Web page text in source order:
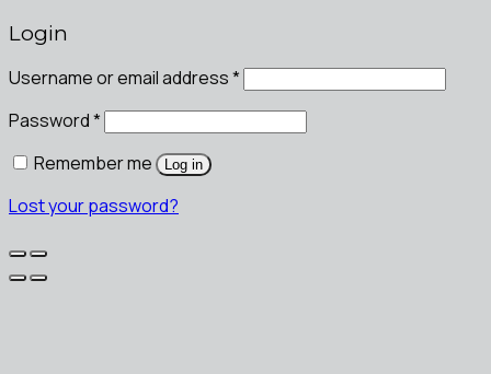
Login
Username or email address*
Password*
Remember me
Log in
Lost your password?